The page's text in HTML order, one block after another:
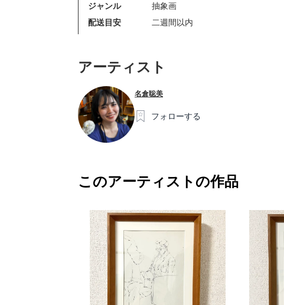
ジャンル
抽象画
配送目安
二週間以内
アーティスト
名倉聡美
フォローする
このアーティストの作品